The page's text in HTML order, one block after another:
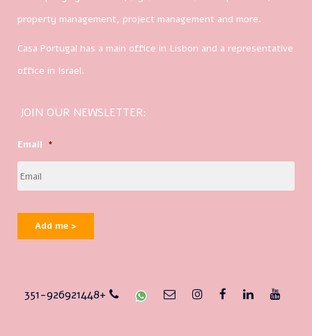
property management, project management and more.
Casa Portugal has a main office in Lisbon and a representative
office in Israel.
JOIN OUR NEWSLETTER:
Email *
Add me >
351-926921448+